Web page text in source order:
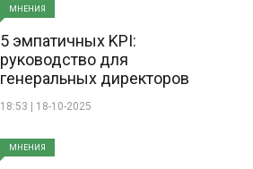
МНЕНИЯ
5 эмпатичных KPI:
руководство для
генеральных директоров
18:53 | 18-10-2025
МНЕНИЯ